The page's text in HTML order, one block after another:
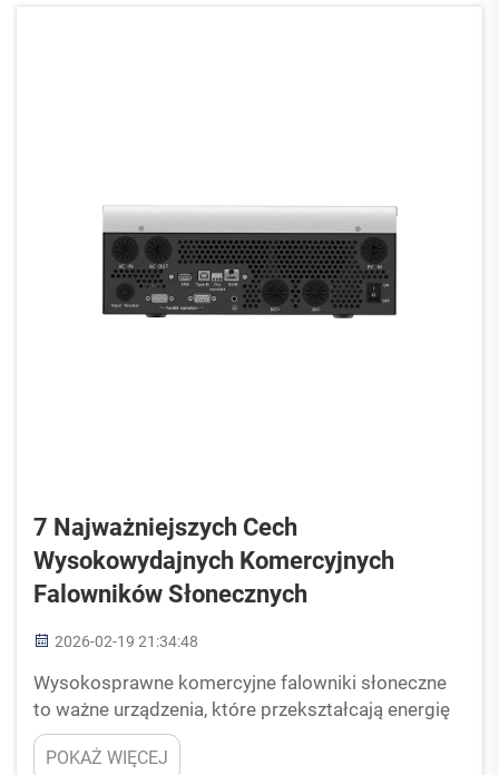
7 Najważniejszych Cech
Wysokowydajnych Komercyjnych
Falowników Słonecznych
2026-02-19 21:34:48
Wysokosprawne komercyjne falowniki słoneczne
to ważne urządzenia, które przekształcają energię
słoneczną w użyteczną energię elektryczną dla
przedsiębiorstw. Falowniki te odgrywają kluczową
POKAŻ WIĘCEJ